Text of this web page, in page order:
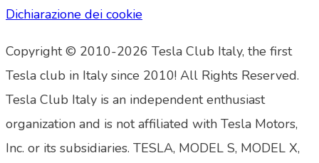
Dichiarazione dei cookie
Copyright © 2010-2026 Tesla Club Italy, the first
Tesla club in Italy since 2010! All Rights Reserved.
Tesla Club Italy is an independent enthusiast
organization and is not affiliated with Tesla Motors,
Inc. or its subsidiaries. TESLA, MODEL S, MODEL X,